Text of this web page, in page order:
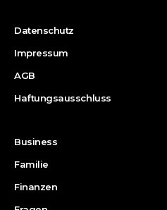
Datenschutz
Impressum
AGB
Haftungsausschluss
Business
Familie
Finanzen